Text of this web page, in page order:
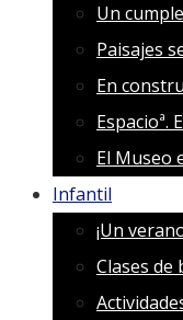
Un
Paisajes
En
Espacioª.
El Museo
Infantil
¡Un
Clases de